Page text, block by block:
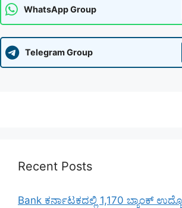
WhatsApp Group
Telegram Group
Recent Posts
Bank ಕರ್ನಾಟಕದಲ್ಲಿ 1,170 ಬ್ಯಾಂಕ್